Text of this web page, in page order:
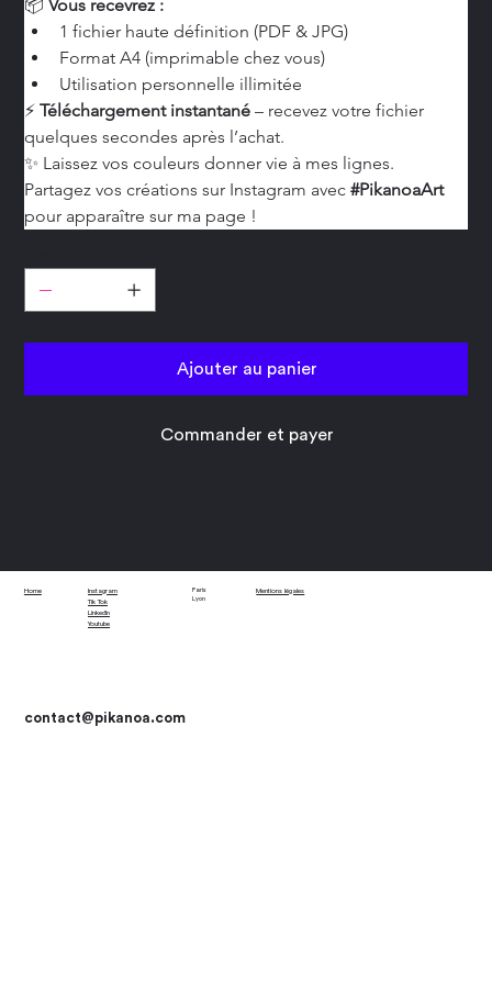
📦 Vous recevrez :
1 fichier haute définition (PDF & JPG)
Format A4 (imprimable chez vous)
Utilisation personnelle illimitée
⚡ Téléchargement instantané – recevez votre fichier
quelques secondes après l’achat.
✨ Laissez vos couleurs donner vie à mes lignes.
Partagez vos créations sur Instagram avec #PikanoaArt
pour apparaître sur ma page !
Ajouter au panier
Commander et payer
Home
Instagram
Tik Tok
LinkedIn
Youtube
Mentions légales
Paris
Lyon
contact@pikanoa.com